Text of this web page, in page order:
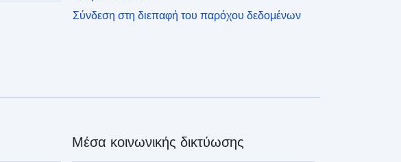
Σύνδεση στη διεπαφή του παρόχου δεδομένων
Μέσα κοινωνικής δικτύωσης